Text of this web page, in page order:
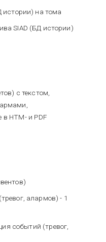
истории) на тома
SIAD (БД истории)
с текстом,
HTM- и PDF
алармов) - 1